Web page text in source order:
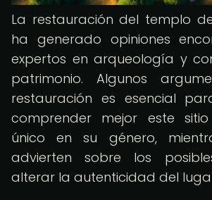
La restauración del templo
ha generado opiniones
expertos en arqueología y
patrimonio. Algunos
restauración es esencial
comprender mejor este
único en su género,
advierten sobre los
alterar la autenticidad del